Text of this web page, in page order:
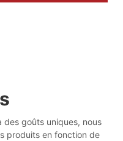
des goûts uniques, nous
produits en fonction de